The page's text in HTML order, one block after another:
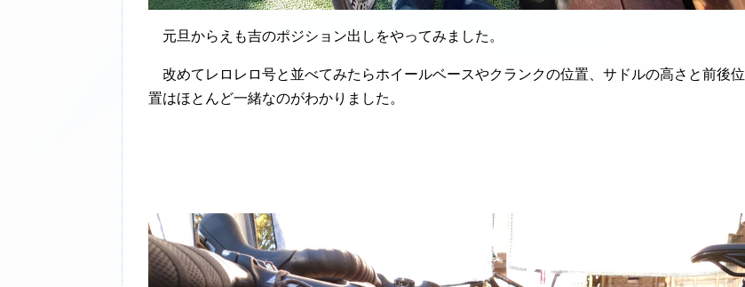
元旦からえも吉のポジション出しをやってみました。
改めてレロレロ号と並べてみたらホイールベースやクランクの位置、サドルの高さと前後位
置はほとんど一緒なのがわかりました。